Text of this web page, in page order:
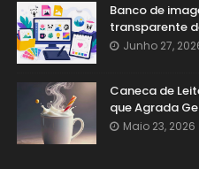
Banco de
transparente
Junho 27,
Caneca de
que Agrada
Maio 23, 2026